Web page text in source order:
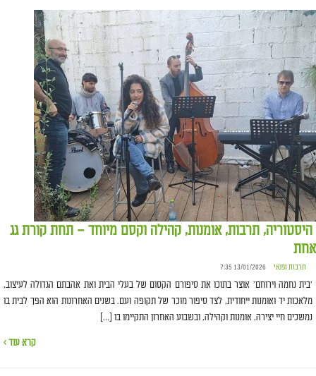
היסטוריה, תרבות, אומנות, קהילה וקסם מיוחד – תחת קורת גג
אחת
תרבות ופנאי 13/01/2026 7:35
'בית נחמה וירוחם' אוצר בתוכו את סיפורם הקסום של בעלי הבית ואת אהבתם הגדולה לעיצוב,
מלאכות יד ואומנות ייחודית, לצד סיפור מוכר של תקופה ועם. בשנים האחרונות הוא הפך לבית בו
נמשכים חיי יצירה, אומנות וקהילה, ובשבוע האחרון התקיימו בו […]
קרא עוד ›